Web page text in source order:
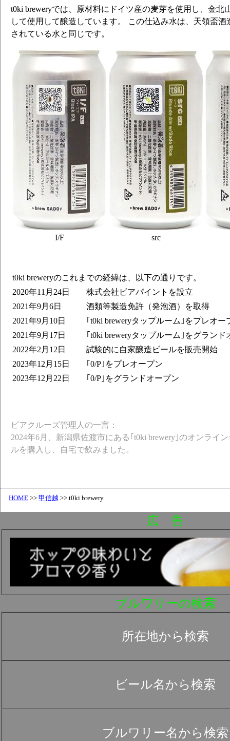
t0ki breweryでは、原材料にドイツ産の麦芽を使用し、金北
して使用して醸造しています。 この仕込み水は、天領盃
されている水と同じです。
I/F src
t0ki breweryのこれまでの経緯は、以下の通りです。
2020年11月24日
株式会社ビアパイントを設立
2021年9月6日
酒類等製造免許（発泡酒）を取得
2021年9月10日
｢t0ki breweryタップルーム｣をプレオー
2021年9月17日
｢t0ki breweryタップルーム｣をグランド
2022年2月12日
試験的に自家醸造ビールを販売開始
2023年12月15日
｢0/P｣をプレオープン
2023年12月22日
｢0/P｣をグランドオープン
ビアクルーズ管理人の一言：
2024年6月、新潟県佐渡市にある｢t0ki brewery｣のオンライ
ルを購入し、自宅で飲みました。
HOME >> 甲信越 >> t0ki brewery